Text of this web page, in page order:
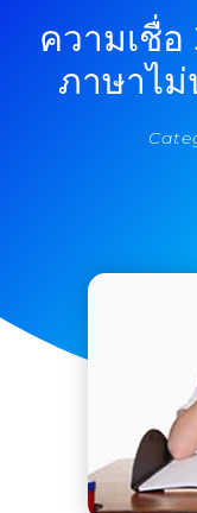
ความเชื่อ
ภาษาไม่